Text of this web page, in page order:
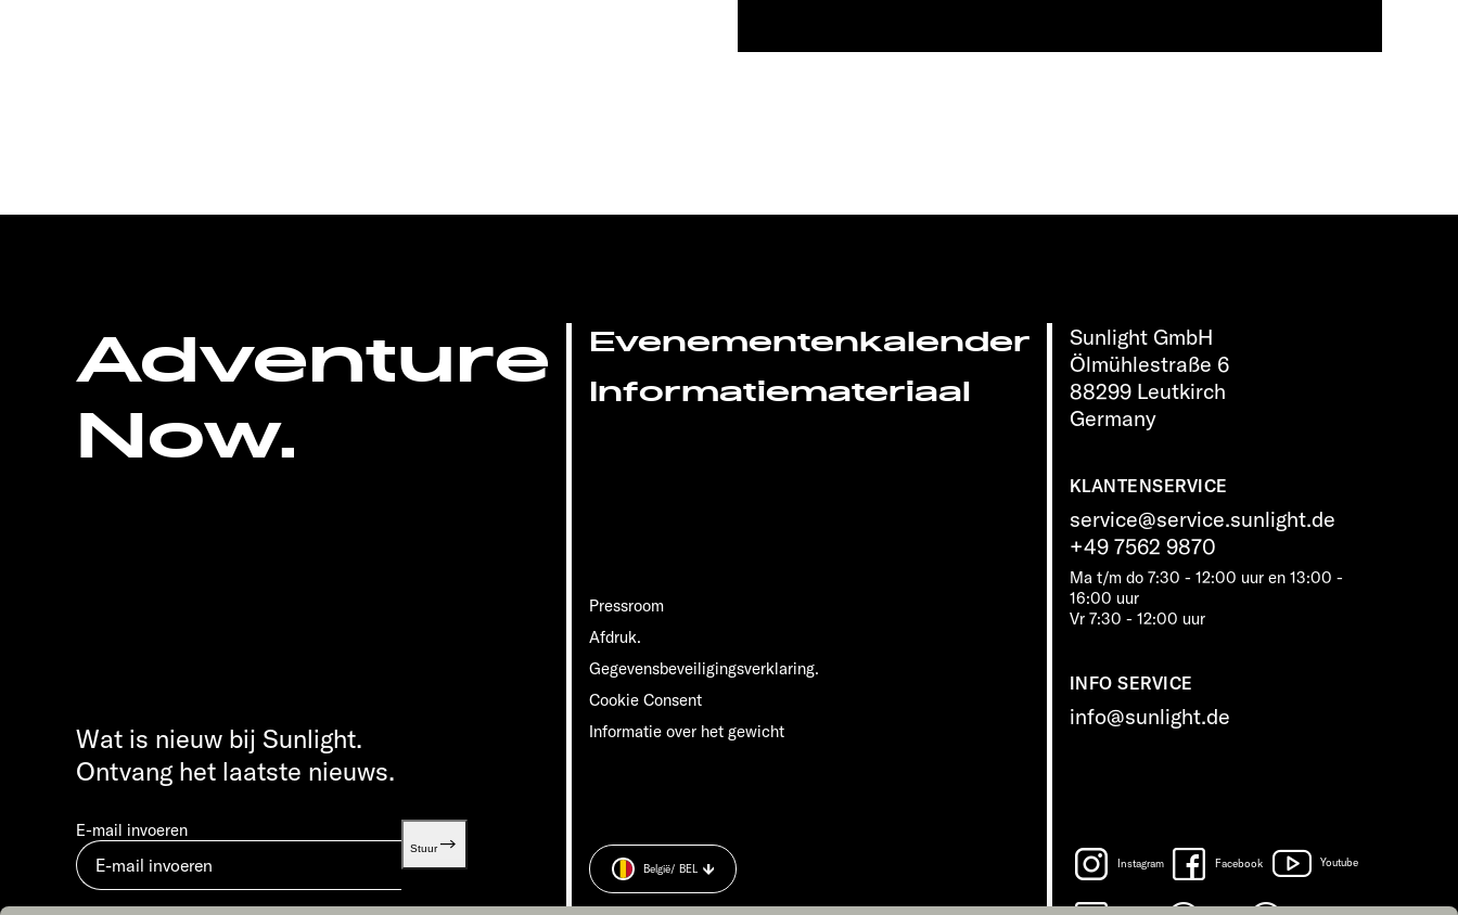
Adventure
Now.
Sunlight GmbH
Ölmühlestraße 6
88299 Leutkirch
Germany
KLANTENSERVICE
service@service.sunlight.de
+49 7562 9870
Ma t/m do 7:30 - 12:00 uur en 13:00 -
16:00 uur
Vr 7:30 - 12:00 uur
INFO SERVICE
info@sunlight.de
Evenementenkalender
Informatiemateriaal
Pressroom
Afdruk.
Gegevensbeveiligingsverklaring.
Cookie Consent
Informatie over het gewicht
Wat is nieuw bij Sunlight.
Ontvang het laatste nieuws.
E-mail invoeren
Stuur
Instagram Facebook Youtube
België/ BEL